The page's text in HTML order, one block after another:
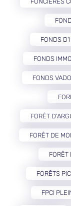
FONDS
FONDS
FONDS
FORÊT
FORÊT DE
FORÊT
FORÊTS
FPCI